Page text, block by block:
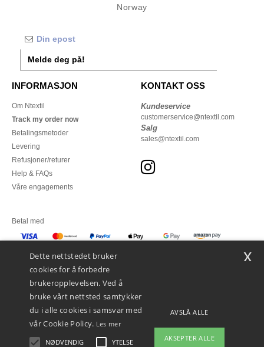
Norway
Melde deg på!
INFORMASJON
Om Ntextil
Track my order now
Betalingsmetoder
Levering
Refusjoner/returer
Help & FAQs
Våre engagements
KONTAKT OSS
Kundeservice
customerservice@ntextil.com
Salg
sales@ntextil.com
Betal med
Dette nettstedet bruker
cookies for å forbedre
brukeropplevelsen. Ved å
bruke vårt nettsted samtykker
du i alle cookies i samsvar med
vår Cookie Policy. Les mer
NØDVENDIG YTELSE
AVSLÅ ALLE
AKSEPTER ALLE
x